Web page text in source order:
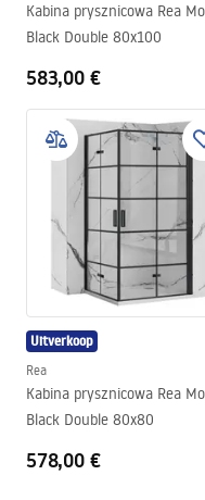
Kabina prysznicowa Rea
Black Double 80x100
583,00 €
Uitverkoop
Rea
Kabina prysznicowa Rea
Black Double 80x80
578,00 €